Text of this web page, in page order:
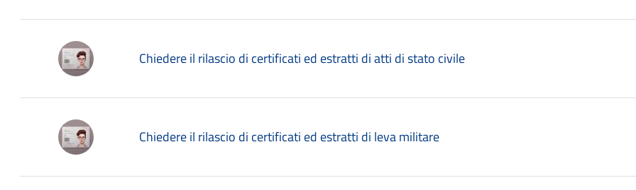
Chiedere il rilascio di certificati ed estratti di atti di stato civile
Chiedere il rilascio di certificati ed estratti di leva militare